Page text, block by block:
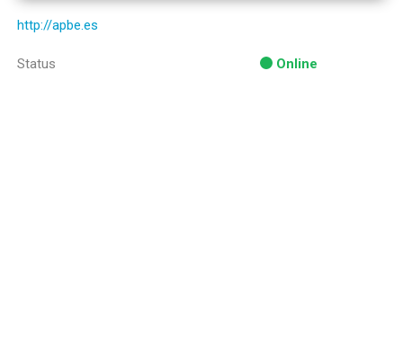
http://apbe.es
Status Online